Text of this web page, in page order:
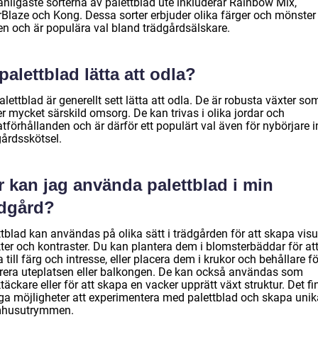
sorterna av palettblad ute inkluderar Rainbow Mix,
och Kong. Dessa sorter erbjuder olika färger och
och är populära val bland trädgårdsälskare.
lätta att odla?
är generellt sett lätta att odla. De är robusta växter
mycket särskild omsorg. De kan trivas i olika jordar och
och är därför ett populärt val även för nybörjare
kan jag använda palettblad i min
kan användas på olika sätt i trädgården för att skapa
och kontraster. Du kan plantera dem i blomsterbäddar för att
till färg och intresse, eller placera dem i krukor och behållare
uteplatsen eller balkongen. De kan också användas som
eller för att skapa en vacker upprätt växt struktur. Det
möjligheter att experimentera med palettblad och skapa